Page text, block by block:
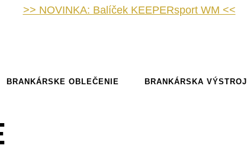
>> NOVINKA: Balíček KEEPERsport WM <<
BRANKÁRSKE OBLEČENIE BRANKÁRSKA VÝSTROJ